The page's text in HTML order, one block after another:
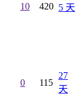
10 420 5 天
0 115
27
天